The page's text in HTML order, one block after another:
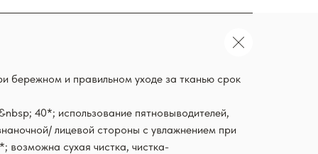
бережном и правильном уходе за тканью срок
40*; использование пятновыводителей,
лицевой стороны с увлажнением при
возможна сухая чистка, чистка-